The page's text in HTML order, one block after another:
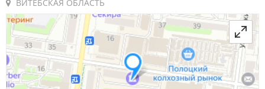
ВИТЕБСКАЯ ОБЛАСТЬ